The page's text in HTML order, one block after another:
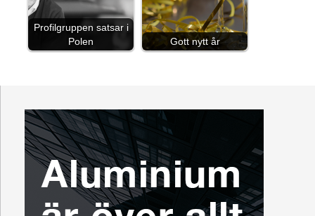
Profilgruppen satsar i
Polen
Gott nytt år